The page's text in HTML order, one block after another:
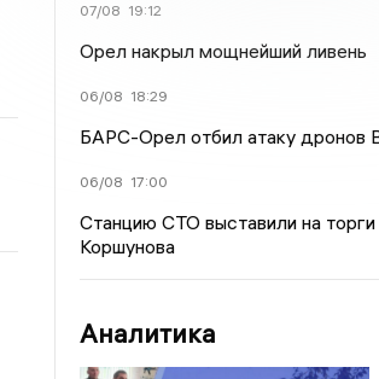
07/08 19:12
Орел накрыл мощнейший ливень
06/08 18:29
БАРС-Орел отбил атаку дронов
06/08 17:00
Станцию СТО выставили на
Коршунова
Аналитика